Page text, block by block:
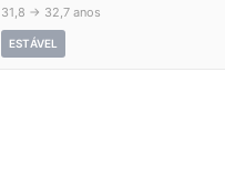
31,8 → 32,7 anos
ESTÁVEL